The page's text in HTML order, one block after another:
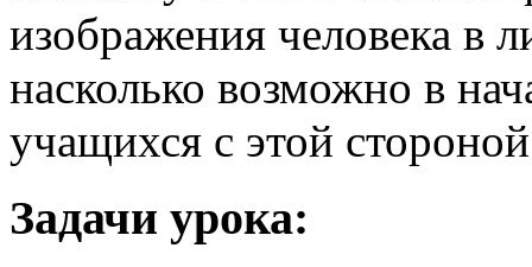
изображения человека в
насколько возможно в
учащихся с этой
Задачи урока: